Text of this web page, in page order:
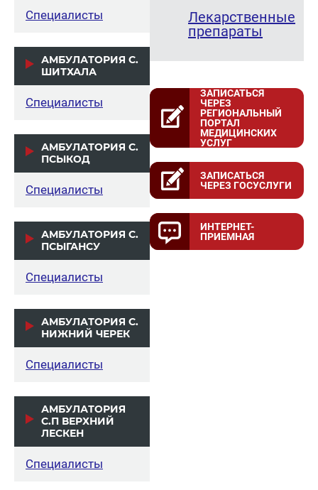
Специалисты
АМБУЛАТОРИЯ С.
ШИТХАЛА
Специалисты
АМБУЛАТОРИЯ С.
ПСЫКОД
Специалисты
АМБУЛАТОРИЯ С.
ПСЫГАНСУ
Специалисты
АМБУЛАТОРИЯ С.
НИЖНИЙ ЧЕРЕК
Специалисты
АМБУЛАТОРИЯ
С.П ВЕРХНИЙ
ЛЕСКЕН
Специалисты
Лекарственные
препараты
ЗАПИСАТЬСЯ
ЧЕРЕЗ
РЕГИОНАЛЬНЫЙ
ПОРТАЛ
МЕДИЦИНСКИХ
УСЛУГ
ЗАПИСАТЬСЯ
ЧЕРЕЗ ГОСУСЛУГИ
ИНТЕРНЕТ-
ПРИЕМНАЯ